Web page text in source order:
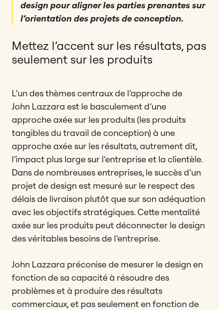
design pour aligner les parties prenantes sur
l’orientation des projets de conception.
Mettez l’accent sur les résultats, pas
seulement sur les produits
L’un des thèmes centraux de l’approche de
John Lazzara est le basculement d’une
approche axée sur les produits (les produits
tangibles du travail de conception) à une
approche axée sur les résultats, autrement dit,
l’impact plus large sur l’entreprise et la clientèle.
Dans de nombreuses entreprises, le succès d’un
projet de design est mesuré sur le respect des
délais de livraison plutôt que sur son adéquation
avec les objectifs stratégiques. Cette mentalité
axée sur les produits peut déconnecter le design
des véritables besoins de l’entreprise.
John Lazzara préconise de mesurer le design en
fonction de sa capacité à résoudre des
problèmes et à produire des résultats
commerciaux, et pas seulement en fonction de